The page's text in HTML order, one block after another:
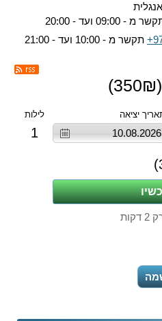
מ - 09:00 ועד - 20:00
תקשר מ - 10:00 ועד - 21:00
(
350₪)
יציאה לילות
1